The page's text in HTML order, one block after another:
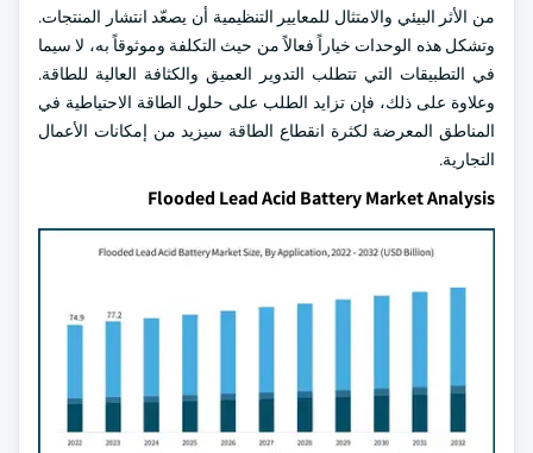
من الأثر البيئي والامتثال للمعايير التنظيمية أن يصعّد انتشار المنتجات.
وتشكل هذه الوحدات خياراً فعالاً من حيث التكلفة وموثوقاً به، لا سيما
في التطبيقات التي تتطلب التدوير العميق والكثافة العالية للطاقة.
وعلاوة على ذلك، فإن تزايد الطلب على حلول الطاقة الاحتياطية في
المناطق المعرضة لكثرة انقطاع الطاقة سيزيد من إمكانات الأعمال
التجارية.
Flooded Lead Acid Battery Market Analysis